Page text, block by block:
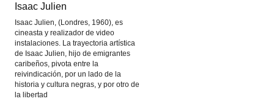
Isaac Julien
Isaac Julien, (Londres, 1960), es
cineasta y realizador de video
instalaciones. La trayectoria artística
de Isaac Julien, hijo de emigrantes
caribeños, pivota entre la
reivindicación, por un lado de la
historia y cultura negras, y por otro de
la libertad
Isaac Julien